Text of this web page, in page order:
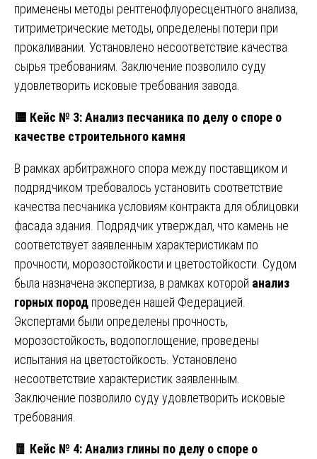
применены методы рентгенофлуоресцентного анализа,
титриметрические методы, определены потери при
прокаливании. Установлено несоответствие качества
сырья требованиям. Заключение позволило суду
удовлетворить исковые требования завода.
🟨 Кейс № 3: Анализ песчаника по делу о споре о
качестве строительного камня
В рамках арбитражного спора между поставщиком и
подрядчиком требовалось установить соответствие
качества песчаника условиям контракта для облицовки
фасада здания. Подрядчик утверждал, что камень не
соответствует заявленным характеристикам по
прочности, морозостойкости и цветостойкости. Судом
была назначена экспертиза, в рамках которой анализ
горных пород проведен нашей Федерацией.
Экспертами были определены прочность,
морозостойкость, водопоглощение, проведены
испытания на цветостойкость. Установлено
несоответствие характеристик заявленным.
Заключение позволило суду удовлетворить исковые
требования.
🧧 Кейс № 4: Анализ глины по делу о споре о